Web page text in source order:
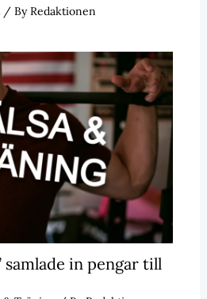
/ ByRedaktionen
samlade in pengar till